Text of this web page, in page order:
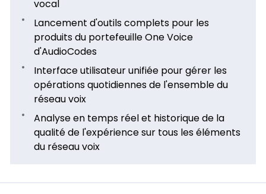
vocal
Lancement d'outils complets pour les
produits du portefeuille One Voice
d'AudioCodes
Interface utilisateur unifiée pour gérer les
opérations quotidiennes de l'ensemble du
réseau voix
Analyse en temps réel et historique de la
qualité de l'expérience sur tous les éléments
du réseau voix